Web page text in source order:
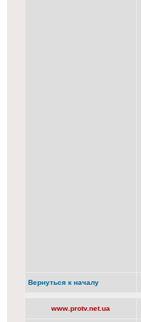
Вернуться к началу
www.protv.net.ua